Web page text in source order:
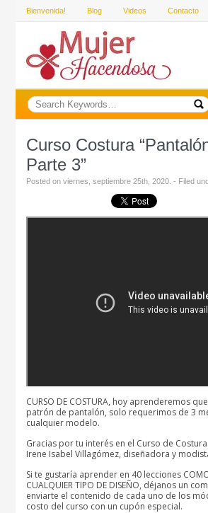
Bienvenida! Blog Videos Contacto
Curso Costura
Parte 3”
Posted on viernes, septiembre 25th, 2020. - Filed
CURSO DE COSTURA, hoy aprenderemos
patrón de pantalón, solo requerimos de 3
cualquier modelo.
Gracias por tu interés en el Curso de
Irene Isabel Villagómez, diseñadora y
Si te gustaría aprender en 40 lecciones
CUALQUIER TIPO DE DISEÑO, déjanos un
enviarte el contenido de cada uno de los
costo del curso con un cupón especial.